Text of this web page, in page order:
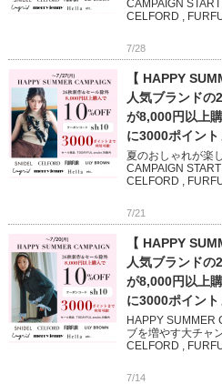
CAMPAIGN
CELFORD ,
7/28
【 HAPPY
人気ブランドの
が8,000円以上
に3000ポイン
夏のおしゃれが楽
CAMPAIGN
CELFORD ,
7/21
【 HAPPY
人気ブランドの
が8,000円以上
に3000ポイン
HAPPY SUMMER
ブを増やす大チャ
CELFORD ,
7/14